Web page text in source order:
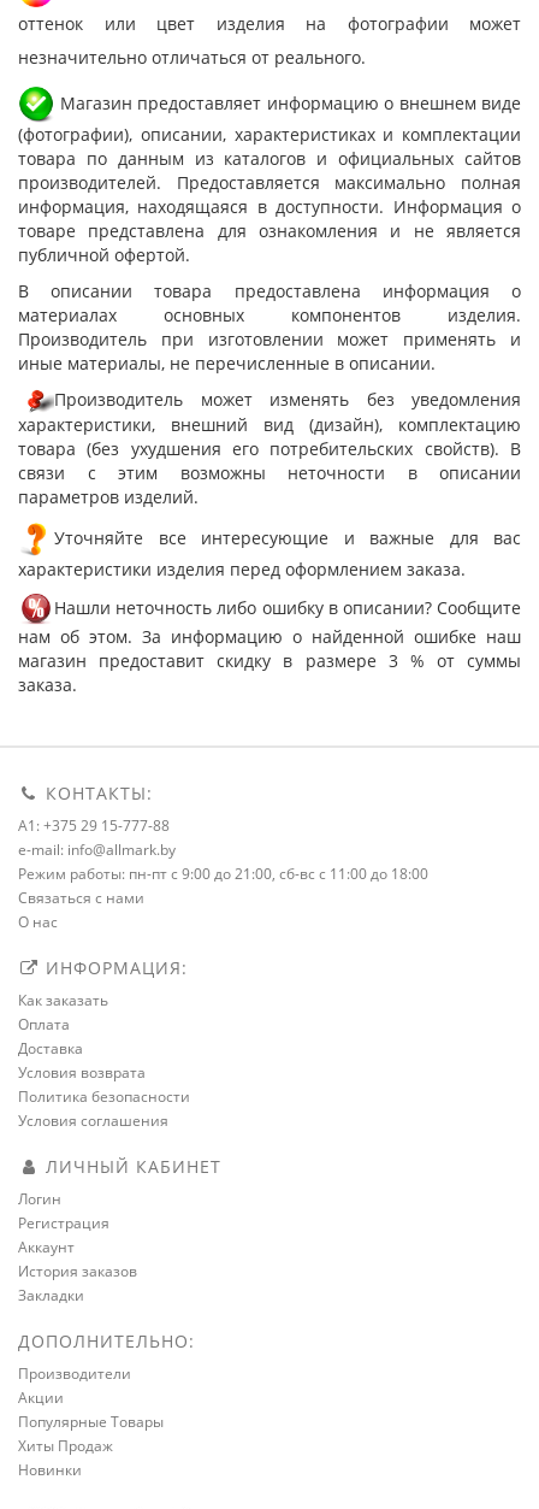
оттенок или цвет изделия на фотографии может
незначительно отличаться от реального.
Магазин предоставляет информацию о внешнем виде
(фотографии), описании, характеристиках и комплектации
товара по данным из каталогов и официальных сайтов
производителей. Предоставляется максимально полная
информация, находящаяся в доступности. Информация о
товаре представлена для ознакомления и не является
публичной офертой.
В описании товара предоставлена информация о
материалах основных компонентов изделия.
Производитель при изготовлении может применять и
иные материалы, не перечисленные в описании.
Производитель может изменять без уведомления
характеристики, внешний вид (дизайн), комплектацию
товара (без ухудшения его потребительских свойств). В
связи с этим возможны неточности в описании
параметров изделий.
Уточняйте все интересующие и важные для вас
характеристики изделия перед оформлением заказа.
Нашли неточность либо ошибку в описании? Сообщите
нам об этом. За информацию о найденной ошибке наш
магазин предоставит скидку в размере 3 % от суммы
заказа.
КОНТАКТЫ:
A1: +375 29 15-777-88
e-mail: info@allmark.by
Режим работы: пн-пт с 9:00 до 21:00, сб-вс с 11:00 до 18:00
Связаться с нами
О нас
ИНФОРМАЦИЯ:
Как заказать
Оплата
Доставка
Условия возврата
Политика безопасности
Условия соглашения
ЛИЧНЫЙ КАБИНЕТ
Логин
Регистрация
Аккаунт
История заказов
Закладки
ДОПОЛНИТЕЛЬНО:
Производители
Акции
Популярные Товары
Хиты Продаж
Новинки